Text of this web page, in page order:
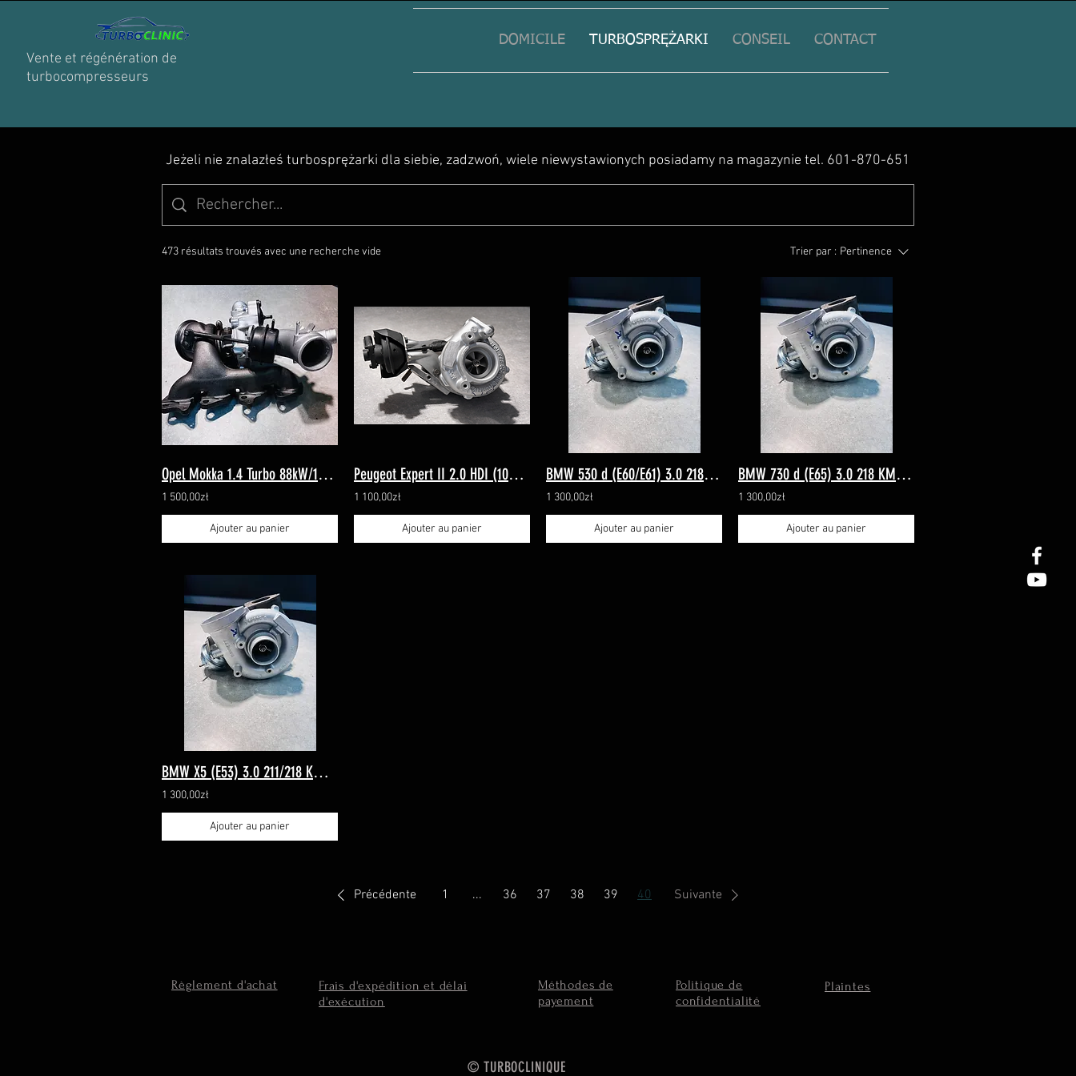
Vente et régénération de
turbocompresseurs
DOMICILE TURBOSPRĘŻARKI CONSEIL CONTACT
473 résultats trouvés avec une recherche vide Trier par : Pertinence
Opel Mokka 1.4 Turbo 88kW/103kW 781504 nowy kolektor
1 500,00zł
Ajouter au panier
Peugeot Expert II 2.0 HDI (100/103kW – 136/140PS) 760220
1 100,00zł
Ajouter au panier
BMW 530 d (E60/E61) 3.0 218 KM (06.2002–12.2005)- 725364
1 300,00zł
Ajouter au panier
BMW 730 d (E65) 3.0 218 KM (06.2002–12.2005)- 725364
1 300,00zł
Ajouter au panier
BMW X5 (E53) 3.0 211/218 KM- 725364
1 300,00zł
Ajouter au panier
Précédente 1 ... 36 37 38 39 40 Suivante
Jeżeli nie znalazłeś turbosprężarki dla siebie, zadzwoń, wiele niewystawionych posiadamy na magazynie tel. 601-870-651
Règlement d'achat
Frais d'expédition et délai
d'exécution
Méthodes de
payement
Politique de
confidentialité
Plaintes
© TURBOCLINIQUE